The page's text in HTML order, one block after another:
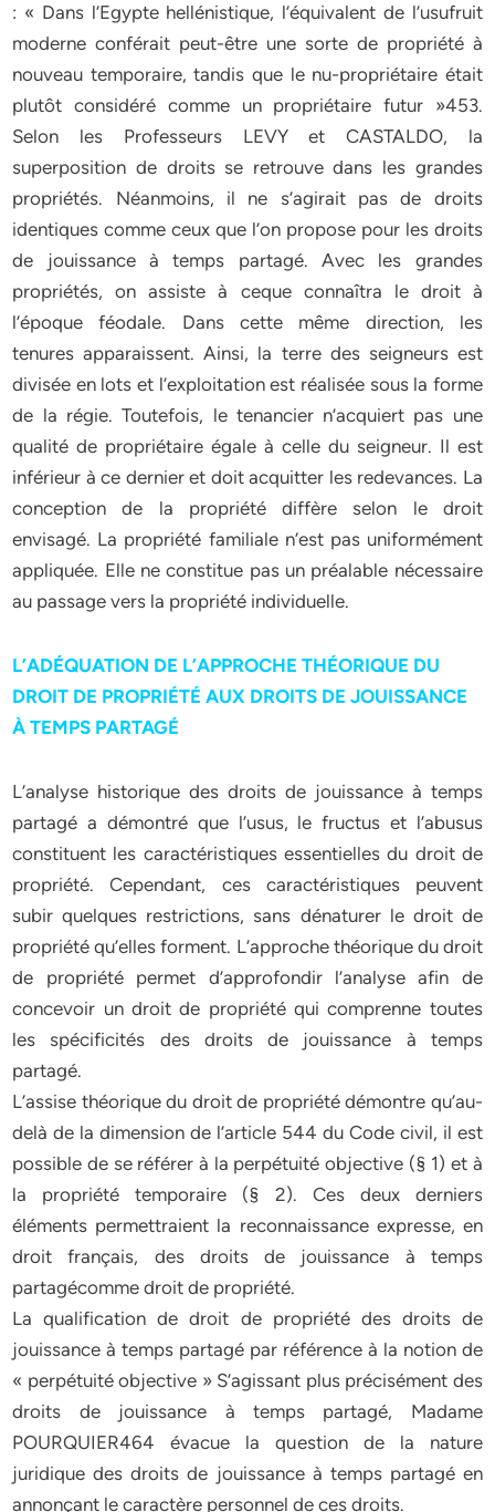
: « Dans l’Egypte hellénistique, l’équivalent de l’usufruit
moderne conférait peut-être une sorte de propriété à
nouveau temporaire, tandis que le nu-propriétaire était
plutôt considéré comme un propriétaire futur »453.
Selon les Professeurs LEVY et CASTALDO, la
superposition de droits se retrouve dans les grandes
propriétés. Néanmoins, il ne s’agirait pas de droits
identiques comme ceux que l’on propose pour les droits
de jouissance à temps partagé. Avec les grandes
propriétés, on assiste à ceque connaîtra le droit à
l’époque féodale. Dans cette même direction, les
tenures apparaissent. Ainsi, la terre des seigneurs est
divisée en lots et l’exploitation est réalisée sous la forme
de la régie. Toutefois, le tenancier n’acquiert pas une
qualité de propriétaire égale à celle du seigneur. Il est
inférieur à ce dernier et doit acquitter les redevances. La
conception de la propriété diffère selon le droit
envisagé. La propriété familiale n’est pas uniformément
appliquée. Elle ne constitue pas un préalable nécessaire
au passage vers la propriété individuelle.
L’ADÉQUATION DE L’APPROCHE THÉORIQUE DU
DROIT DE PROPRIÉTÉ AUX DROITS DE JOUISSANCE
À TEMPS PARTAGÉ
L’analyse historique des droits de jouissance à temps
partagé a démontré que l’usus, le fructus et l’abusus
constituent les caractéristiques essentielles du droit de
propriété. Cependant, ces caractéristiques peuvent
subir quelques restrictions, sans dénaturer le droit de
propriété qu’elles forment. L’approche théorique du droit
de propriété permet d’approfondir l’analyse afin de
concevoir un droit de propriété qui comprenne toutes
les spécificités des droits de jouissance à temps
partagé.
L’assise théorique du droit de propriété démontre qu’au-
delà de la dimension de l’article 544 du Code civil, il est
possible de se référer à la perpétuité objective (§ 1) et à
la propriété temporaire (§ 2). Ces deux derniers
éléments permettraient la reconnaissance expresse, en
droit français, des droits de jouissance à temps
partagécomme droit de propriété.
La qualification de droit de propriété des droits de
jouissance à temps partagé par référence à la notion de
« perpétuité objective » S’agissant plus précisément des
droits de jouissance à temps partagé, Madame
POURQUIER464 évacue la question de la nature
juridique des droits de jouissance à temps partagé en
annonçant le caractère personnel de ces droits.